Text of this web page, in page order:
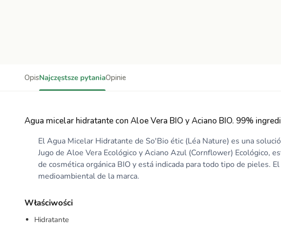
OpisNajczęstsze pytaniaOpinie
Agua micelar hidratante con Aloe Vera BIO y Aciano BIO. 99%
El Agua Micelar Hidratante de So'Bio étic (Léa Nature) es una
Jugo de Aloe Vera Ecológico y Aciano Azul (Cornflower) Ecológico,
de cosmética orgánica BIO y está indicada para todo tipo de pieles.
medioambiental de la marca.
Właściwości
Hidratante